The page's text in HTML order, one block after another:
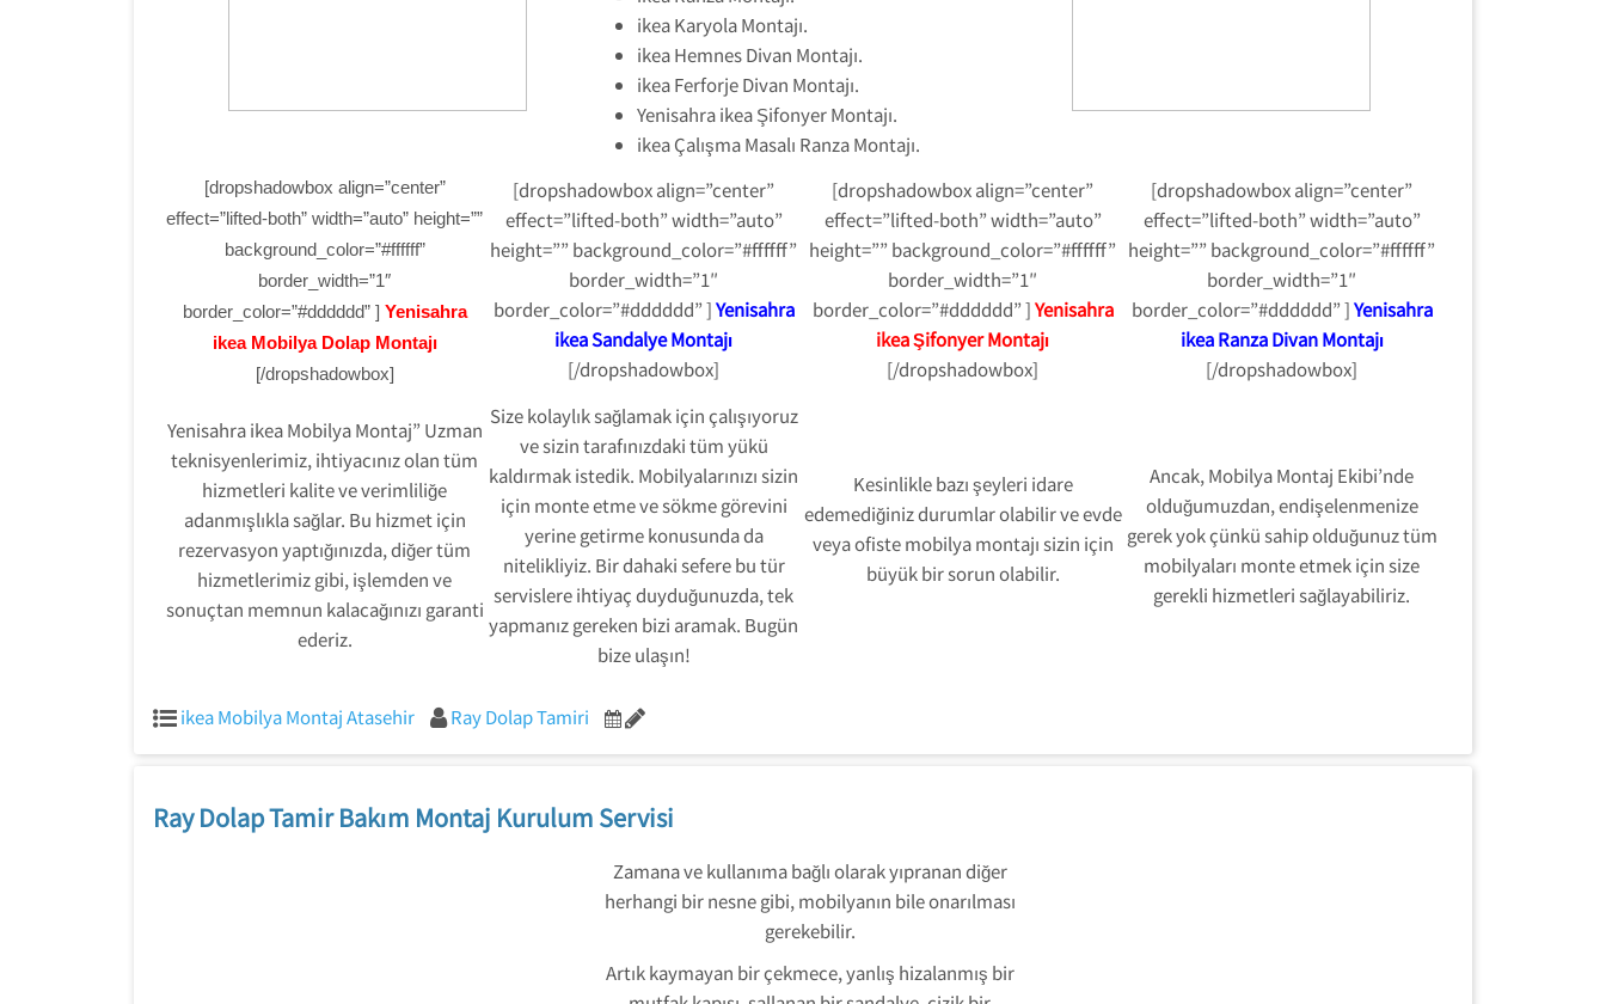
ikea Karyola Montajı.
ikea Hemnes Divan Montajı.
ikea Ferforje Divan Montajı.
Yenisahra ikea Şifonyer Montajı.
ikea Çalışma Masalı Ranza Montajı.
[dropshadowbox align=”center”
effect=”lifted-both” width=”auto” height=””
background_color=”#ffffff”
border_width=”1″
border_color=”#dddddd” ] Yenisahra
ikea Mobilya Dolap Montajı
[/dropshadowbox]
[dropshadowbox align=”center”
effect=”lifted-both” width=”auto”
height=”” background_color=”#ffffff”
border_width=”1″
border_color=”#dddddd” ]Yenisahra
ikea Sandalye Montajı
[/dropshadowbox]
[dropshadowbox align=”center”
effect=”lifted-both” width=”auto”
height=”” background_color=”#ffffff”
border_width=”1″
border_color=”#dddddd” ]Yenisahra
ikea Şifonyer Montajı
[/dropshadowbox]
[dropshadowbox align=”center”
effect=”lifted-both” width=”auto”
height=”” background_color=”#ffffff”
border_width=”1″
border_color=”#dddddd” ]Yenisahra
ikea Ranza Divan Montajı
[/dropshadowbox]
Yenisahra ikea Mobilya Montaj” Uzman
teknisyenlerimiz, ihtiyacınız olan tüm
hizmetleri kalite ve verimliliğe
adanmışlıkla sağlar. Bu hizmet için
rezervasyon yaptığınızda, diğer tüm
hizmetlerimiz gibi, işlemden ve
sonuçtan memnun kalacağınızı garanti
ederiz.
Size kolaylık sağlamak için çalışıyoruz
ve sizin tarafınızdaki tüm yükü
kaldırmak istedik. Mobilyalarınızı sizin
için monte etme ve sökme görevini
yerine getirme konusunda da
nitelikliyiz. Bir dahaki sefere bu tür
servislere ihtiyaç duyduğunuzda, tek
yapmanız gereken bizi aramak. Bugün
bize ulaşın!
Kesinlikle bazı şeyleri idare
edemediğiniz durumlar olabilir ve evde
veya ofiste mobilya montajı sizin için
büyük bir sorun olabilir.
Ancak, Mobilya Montaj Ekibi’nde
olduğumuzdan, endişelenmenize
gerek yok çünkü sahip olduğunuz tüm
mobilyaları monte etmek için size
gerekli hizmetleri sağlayabiliriz.
ikea Mobilya Montaj Atasehir Ray Dolap Tamiri
Ray Dolap Tamir Bakım Montaj Kurulum Servisi
Zamana ve kullanıma bağlı olarak yıpranan diğer
herhangi bir nesne gibi, mobilyanın bile onarılması
gerekebilir.
Artık kaymayan bir çekmece, yanlış hizalanmış bir